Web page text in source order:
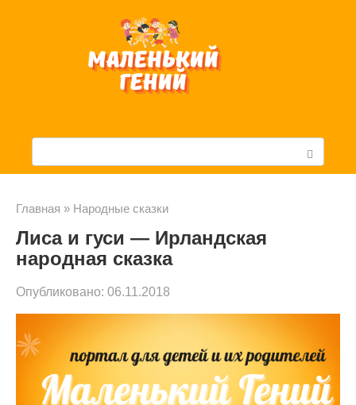
с
Главная » Народные сказки
Лиса и гуси — Ирландская
народная сказка
Опубликовано: 06.11.2018